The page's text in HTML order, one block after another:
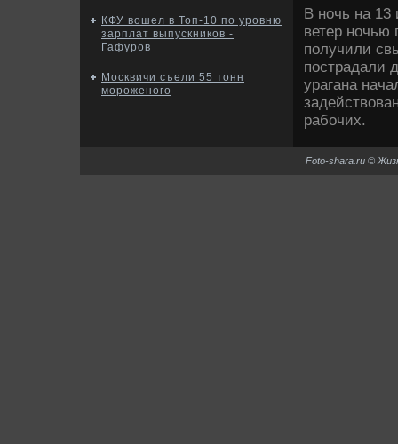
КФУ вошел в Топ-10 по уровню
зарплат выпускников -
Гафуров
Москвичи съели 55 тонн
мороженого
В ночь на 13
ветер ночью
получили
пострадали
урагана
рабочих.
Foto-shara.ru ©